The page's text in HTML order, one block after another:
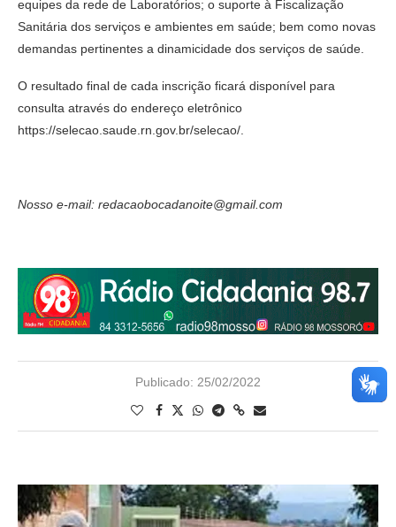
equipes da rede de Laboratórios; o suporte à Fiscalização
Sanitária dos serviços e ambientes em saúde; bem como novas
demandas pertinentes a dinamicidade dos serviços de saúde.
O resultado final de cada inscrição ficará disponível para
consulta através do endereço eletrônico
https://selecao.saude.rn.gov.br/selecao/.
Nosso e-mail: redacaobocadanoite@gmail.com
Publicado: 25/02/2022